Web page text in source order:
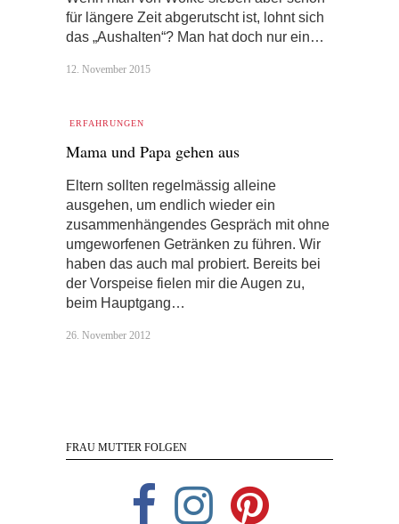
für längere Zeit abgerutscht ist, lohnt sich
das „Aushalten“? Man hat doch nur ein…
12. November 2015
ERFAHRUNGEN
Mama und Papa gehen aus
Eltern sollten regelmässig alleine
ausgehen, um endlich wieder ein
zusammenhängendes Gespräch mit ohne
umgeworfenen Getränken zu führen. Wir
haben das auch mal probiert. Bereits bei
der Vorspeise fielen mir die Augen zu,
beim Hauptgang…
26. November 2012
FRAU MUTTER FOLGEN